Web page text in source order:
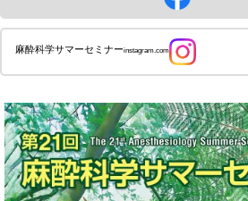
麻酔科学サマーセミナーinstagram.com